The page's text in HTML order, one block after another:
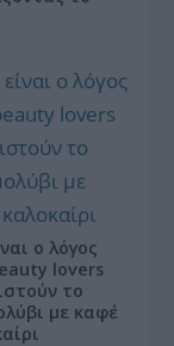
ο λόγος
lovers
το
με καφέ